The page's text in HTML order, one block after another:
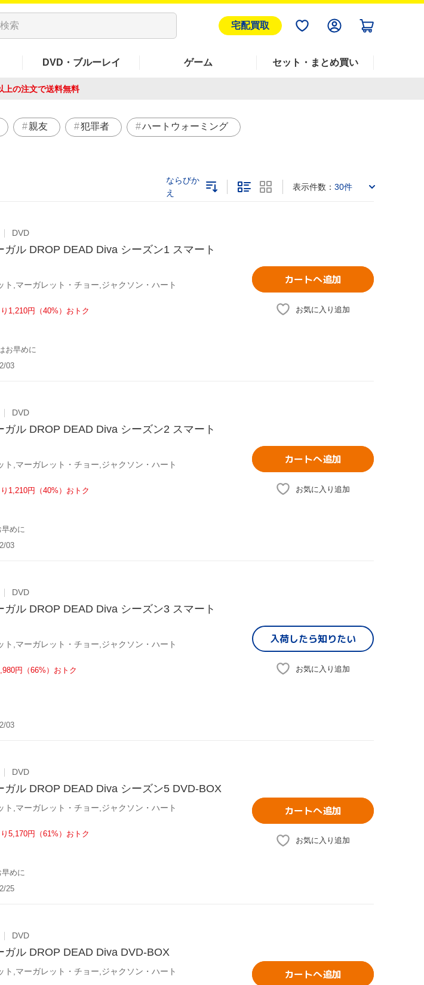
宅配買取
DVD・ブルーレイ ゲーム セット・まとめ買い
上の注文で送料無料
親友 犯罪者 ハートウォーミング
ならびか
え
表示件数： 30件
DVD
ガル DROP DEAD Diva シーズン1 スマート
ト,マーガレット・チョー,ジャクソン・ハート
1,210円（40%）おトク
お早めに
03
カートへ追加
お気に入り追加
DVD
ガル DROP DEAD Diva シーズン2 スマート
ト,マーガレット・チョー,ジャクソン・ハート
1,210円（40%）おトク
めに
03
カートへ追加
お気に入り追加
DVD
ガル DROP DEAD Diva シーズン3 スマート
ト,マーガレット・チョー,ジャクソン・ハート
円（66%）おトク
03
入荷したら知りたい
お気に入り追加
DVD
ガル DROP DEAD Diva シーズン5 DVD-BOX
ト,マーガレット・チョー,ジャクソン・ハート
5,170円（61%）おトク
めに
25
カートへ追加
お気に入り追加
DVD
ガル DROP DEAD Diva DVD-BOX
ト,マーガレット・チョー,ジャクソン・ハート カートへ追加